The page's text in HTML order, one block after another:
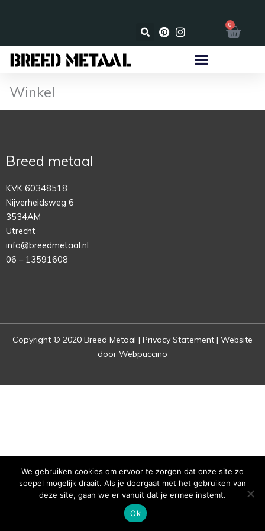
inhoud
0
Winkel
Breed metaal
KVK 60348518
Nijverheidsweg 6
3534AM
Utrecht
info@breedmetaal.nl
06 – 13591608
Copyright © 2020 Breed Metaal | Privacy Statement | Website
door Webpuccino
We gebruiken cookies om ervoor te zorgen dat onze site zo
soepel mogelijk draait. Als je doorgaat met het gebruiken van
deze site, gaan we er vanuit dat je ermee instemt.
Ok